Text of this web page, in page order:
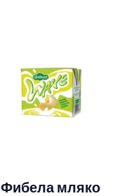
Фибела мляко